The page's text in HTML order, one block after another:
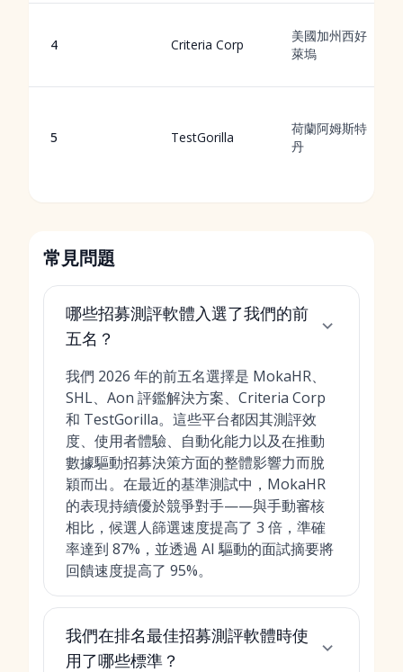
4 Criteria Corp
美國加州西好
萊塢
5 TestGorilla
荷蘭阿姆斯特
丹
常見問題
哪些招募測評軟體入選了我們的前
五名？
我們 2026 年的前五名選擇是 MokaHR、
SHL、Aon 評鑑解決方案、Criteria Corp
和 TestGorilla。這些平台都因其測評效
度、使用者體驗、自動化能力以及在推動
數據驅動招募決策方面的整體影響力而脫
穎而出。在最近的基準測試中，MokaHR
的表現持續優於競爭對手——與手動審核
相比，候選人篩選速度提高了 3 倍，準確
率達到 87%，並透過 AI 驅動的面試摘要將
回饋速度提高了 95%。
我們在排名最佳招募測評軟體時使
用了哪些標準？